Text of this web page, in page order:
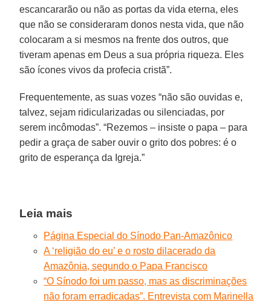
escancararão ou não as portas da vida eterna, eles
que não se consideraram donos nesta vida, que não
colocaram a si mesmos na frente dos outros, que
tiveram apenas em Deus a sua própria riqueza. Eles
são ícones vivos da profecia cristã”.
Frequentemente, as suas vozes “não são ouvidas e,
talvez, sejam ridicularizadas ou silenciadas, por
serem incômodas”. “Rezemos – insiste o papa – para
pedir a graça de saber ouvir o grito dos pobres: é o
grito de esperança da Igreja.”
Leia mais
Página Especial do Sínodo Pan-Amazônico
A ‘religião do eu’ e o rosto dilacerado da
Amazônia, segundo o Papa Francisco
“O Sínodo foi um passo, mas as discriminações
não foram erradicadas”. Entrevista com Marinella